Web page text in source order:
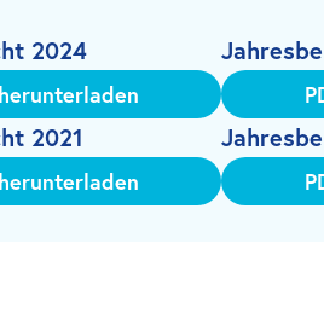
2024
2021